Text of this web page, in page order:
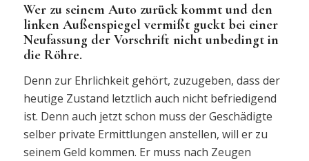
Wer zu seinem Auto zurück kommt und den
linken Außenspiegel vermißt guckt bei einer
Neufassung der Vorschrift nicht unbedingt in
die Röhre.
Denn zur Ehrlichkeit gehört, zuzugeben, dass der
heutige Zustand letztlich auch nicht befriedigend
ist. Denn auch jetzt schon muss der Geschädigte
selber private Ermittlungen anstellen, will er zu
seinem Geld kommen. Er muss nach Zeugen